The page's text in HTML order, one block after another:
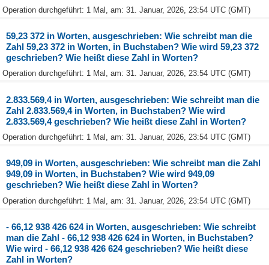
Operation durchgeführt: 1 Mal, am: 31. Januar, 2026, 23:54 UTC (GMT)
59,23 372 in Worten, ausgeschrieben: Wie schreibt man die
Zahl 59,23 372 in Worten, in Buchstaben? Wie wird 59,23 372
geschrieben? Wie heißt diese Zahl in Worten?
Operation durchgeführt: 1 Mal, am: 31. Januar, 2026, 23:54 UTC (GMT)
2.833.569,4 in Worten, ausgeschrieben: Wie schreibt man die
Zahl 2.833.569,4 in Worten, in Buchstaben? Wie wird
2.833.569,4 geschrieben? Wie heißt diese Zahl in Worten?
Operation durchgeführt: 1 Mal, am: 31. Januar, 2026, 23:54 UTC (GMT)
949,09 in Worten, ausgeschrieben: Wie schreibt man die Zahl
949,09 in Worten, in Buchstaben? Wie wird 949,09
geschrieben? Wie heißt diese Zahl in Worten?
Operation durchgeführt: 1 Mal, am: 31. Januar, 2026, 23:54 UTC (GMT)
- 66,12 938 426 624 in Worten, ausgeschrieben: Wie schreibt
man die Zahl - 66,12 938 426 624 in Worten, in Buchstaben?
Wie wird - 66,12 938 426 624 geschrieben? Wie heißt diese
Zahl in Worten?